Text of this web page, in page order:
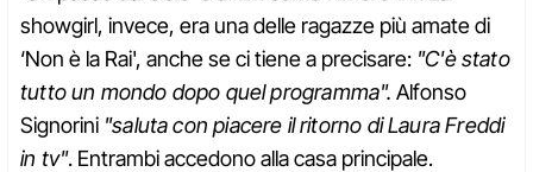
showgirl, invece, era una delle ragazze più amate di
‘Non è la Rai', anche se ci tiene a precisare: "C'è stato
tutto un mondo dopo quel programma". Alfonso
Signorini "saluta con piacere il ritorno di Laura Freddi
in tv". Entrambi accedono alla casa principale.